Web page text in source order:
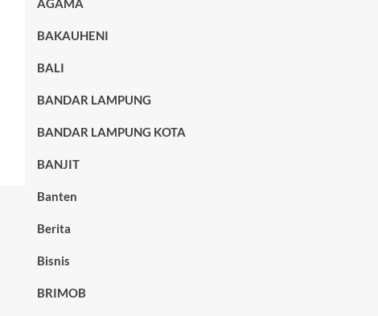
BAKAUHENI
BALI
BANDAR LAMPUNG
BANDAR LAMPUNG KOTA
BANJIT
Banten
Berita
Bisnis
BRIMOB